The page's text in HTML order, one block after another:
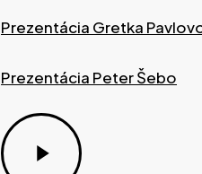
Prezentácia Gretka
Prezentácia Peter Šebo
Play
Video